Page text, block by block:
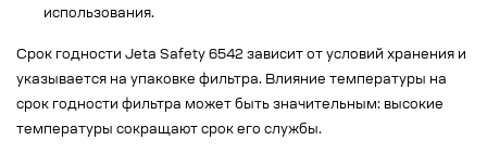
использования.
Срок годности Jeta Safety 6542 зависит от условий хранения и
указывается на упаковке фильтра. Влияние температуры на
срок годности фильтра может быть значительным: высокие
температуры сокращают срок его службы.